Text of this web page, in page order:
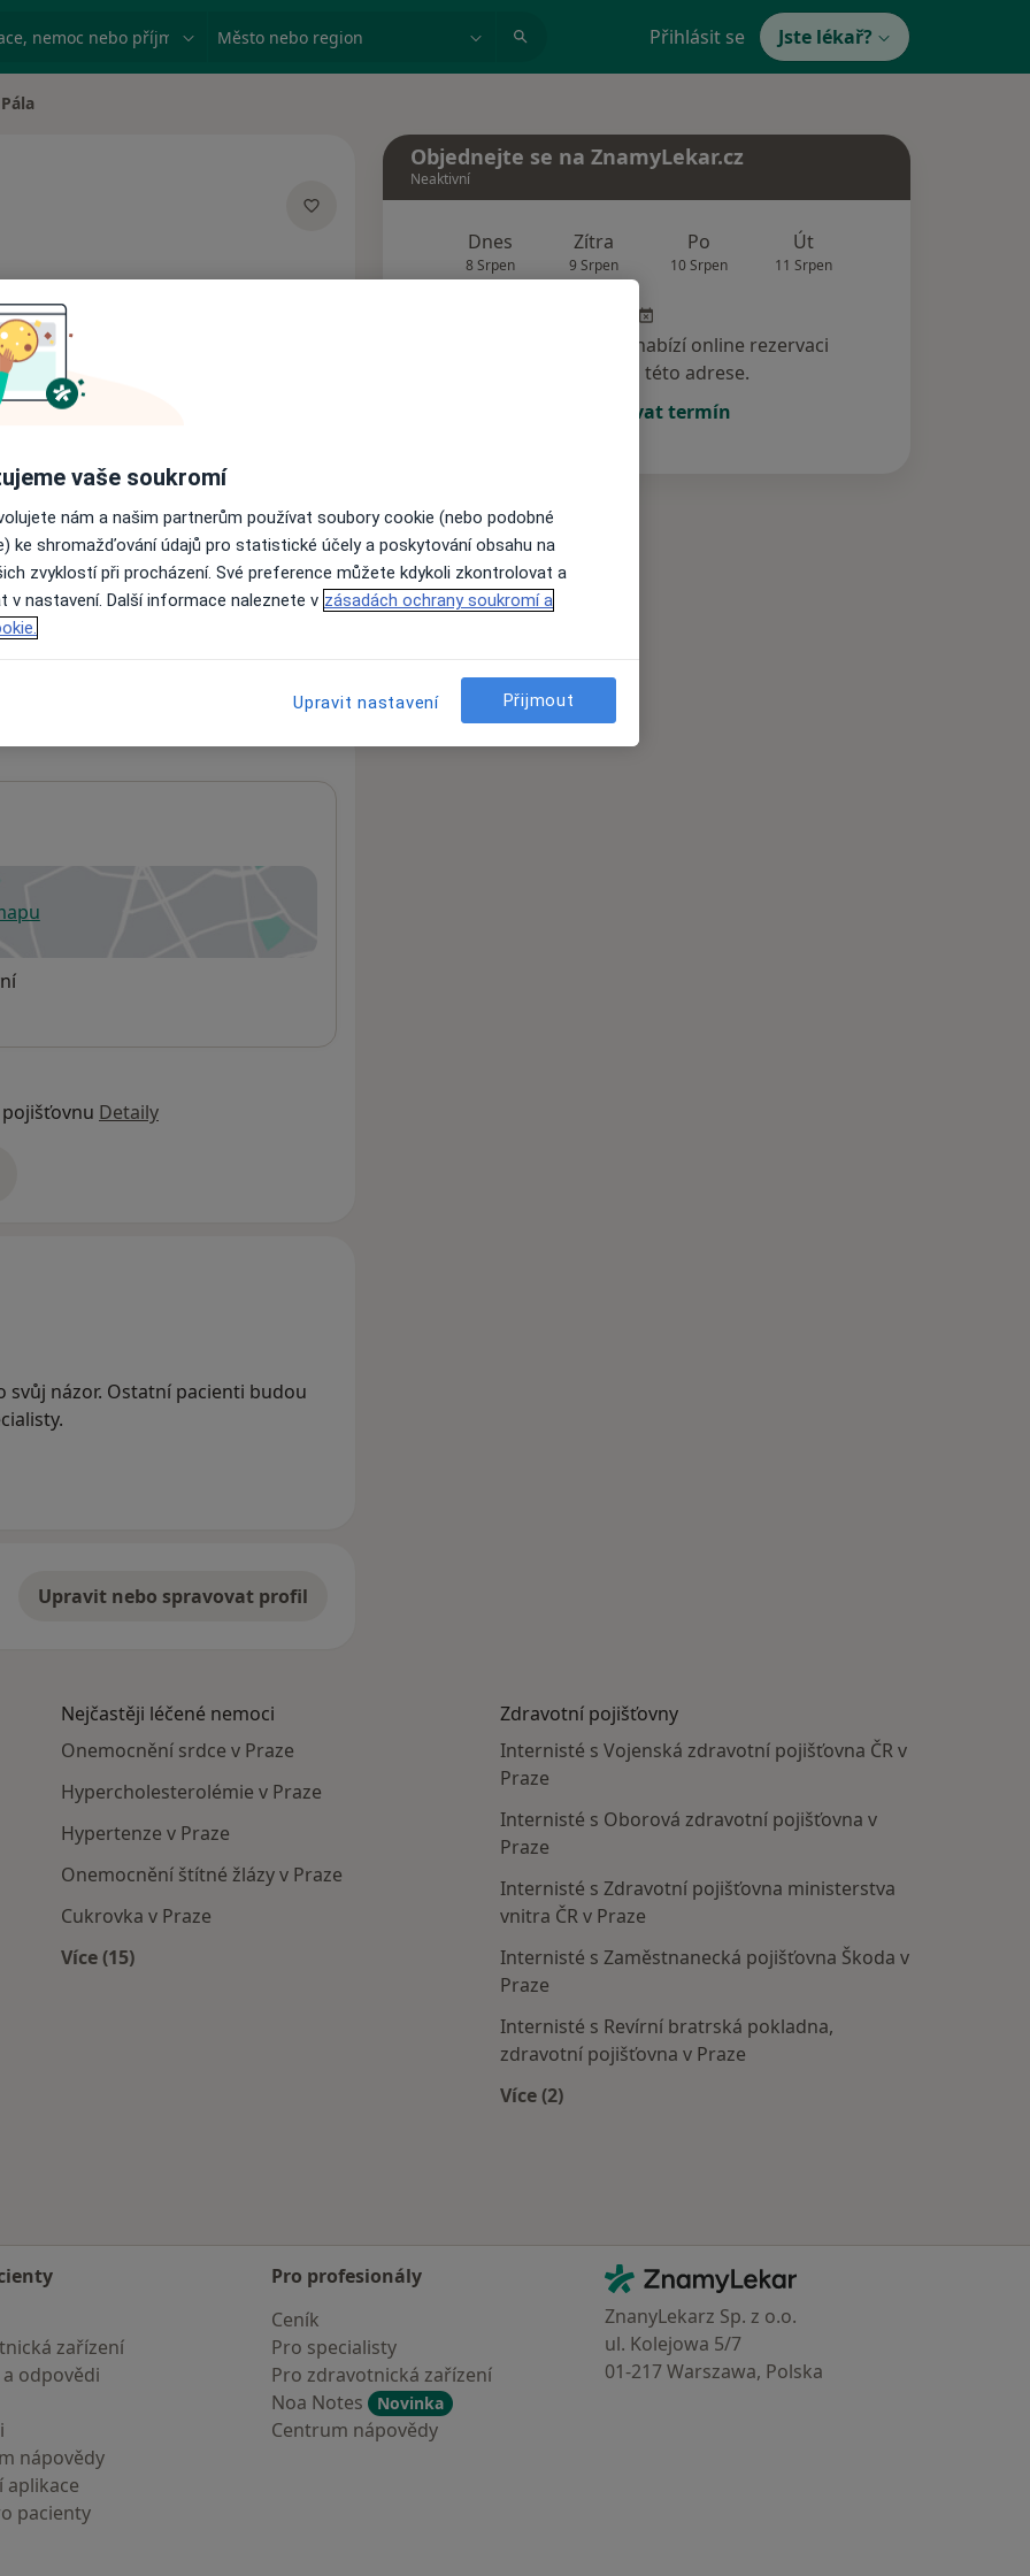
nemoc nebo příjmení Město nebo region Přihlásit se Jste lékař?
Rezervovat termín
Názory pacientů
nejsou k dispozici
informace o svých službách.
v nové záložce
Detaily
svůj názor. Ostatní pacienti budou
Upravit nebo spravovat profil
Objednejte se na ZnamyLekar.cz
Neaktivní
Dnes
8 Srpen
Zítra
9 Srpen
Po
10 Srpen
Út
11 Srpen
Tento specialista nenabízí online rezervaci
termínu na této adrese.
Rezervovat termín
Nejčastěji léčené nemoci
Onemocnění srdce v Praze
Hypercholesterolémie v Praze
Hypertenze v Praze
Onemocnění štítné žlázy v Praze
Cukrovka v Praze
Více (15)
Zdravotní pojišťovny
Internisté s Vojenská zdravotní pojišťovna ČR v
Praze
Internisté s Oborová zdravotní pojišťovna v
Praze
Internisté s Zdravotní pojišťovna ministerstva
vnitra ČR v Praze
Internisté s Zaměstnanecká pojišťovna Škoda v
Praze
Internisté s Revírní bratrská pokladna,
zdravotní pojišťovna v Praze
Více (2)
zařízení
odpovědi
nápovědy
aplikace
pacienty
Pro profesionály
Ceník
Pro specialisty
Pro zdravotnická zařízení
Noa Notes
Novinka
Centrum nápovědy
Kontakt
ZnamyLekar - Hlavní stránka
ZnanyLekarz Sp. z o.o.
ul. Kolejowa 5/7
01-217 Warszawa, Polska
vaše soukromí
nám a našim partnerům používat soubory cookie (nebo podobné
ke shromažďování údajů pro statistické účely a poskytování obsahu na
zvyklostí při procházení. Své preference můžete kdykoli zkontrolovat a
v nastavení. Další informace naleznete v zásadách ochrany soukromí a
Upravit nastavení Přijmout